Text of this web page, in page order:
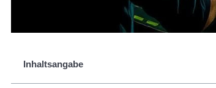
Inhaltsangabe